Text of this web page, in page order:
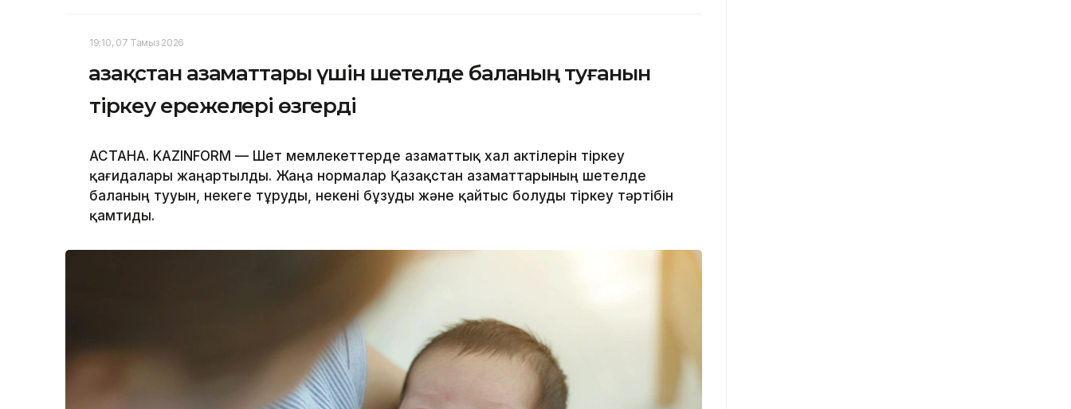
19:10, 07 Тамыз 2026
Қазақстан азаматтары үшін шетелде баланың туғанын
тіркеу ережелері өзгерді
АСТАНА. KAZINFORM — Шет мемлекеттерде азаматтық хал актілерін тіркеу
қағидалары жаңартылды. Жаңа нормалар Қазақстан азаматтарының шетелде
баланың тууын, некеге тұруды, некені бұзуды және қайтыс болуды тіркеу тәртібін
қамтиды.